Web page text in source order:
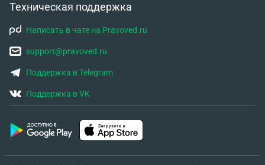
Техническая поддержка
Написать в чате на Pravoved.ru
support@pravoved.ru
Поддержка в Telegram
Поддержка в VK